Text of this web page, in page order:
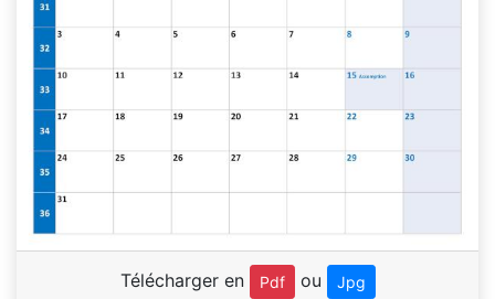
Télécharger en Pdf ou Jpg